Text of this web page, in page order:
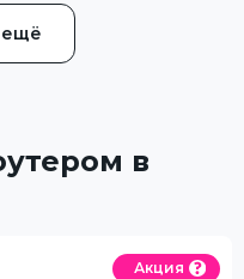
ещё
в
Акция